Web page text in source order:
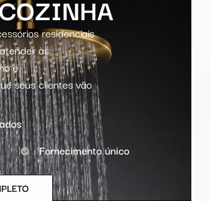
residenciais
às
e
seus clientes vão
Fornecimento único